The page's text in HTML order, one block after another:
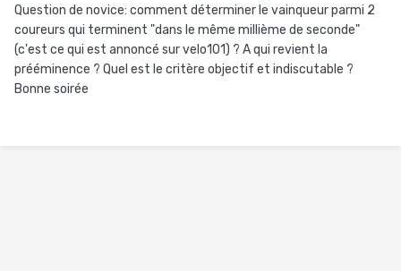
Question de novice: comment déterminer le vainqueur parmi 2
coureurs qui terminent "dans le même millième de seconde"
(c'est ce qui est annoncé sur velo101) ? A qui revient la
prééminence ? Quel est le critère objectif et indiscutable ?
Bonne soirée